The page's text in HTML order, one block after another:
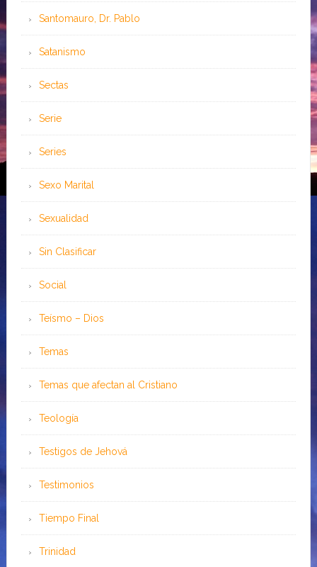
Santomauro, Dr. Pablo
Satanismo
Sectas
Serie
Series
Sexo Marital
Sexualidad
Sin Clasificar
Social
Teísmo – Dios
Temas
Temas que afectan al Cristiano
Teología
Testigos de Jehová
Testimonios
Tiempo Final
Trinidad